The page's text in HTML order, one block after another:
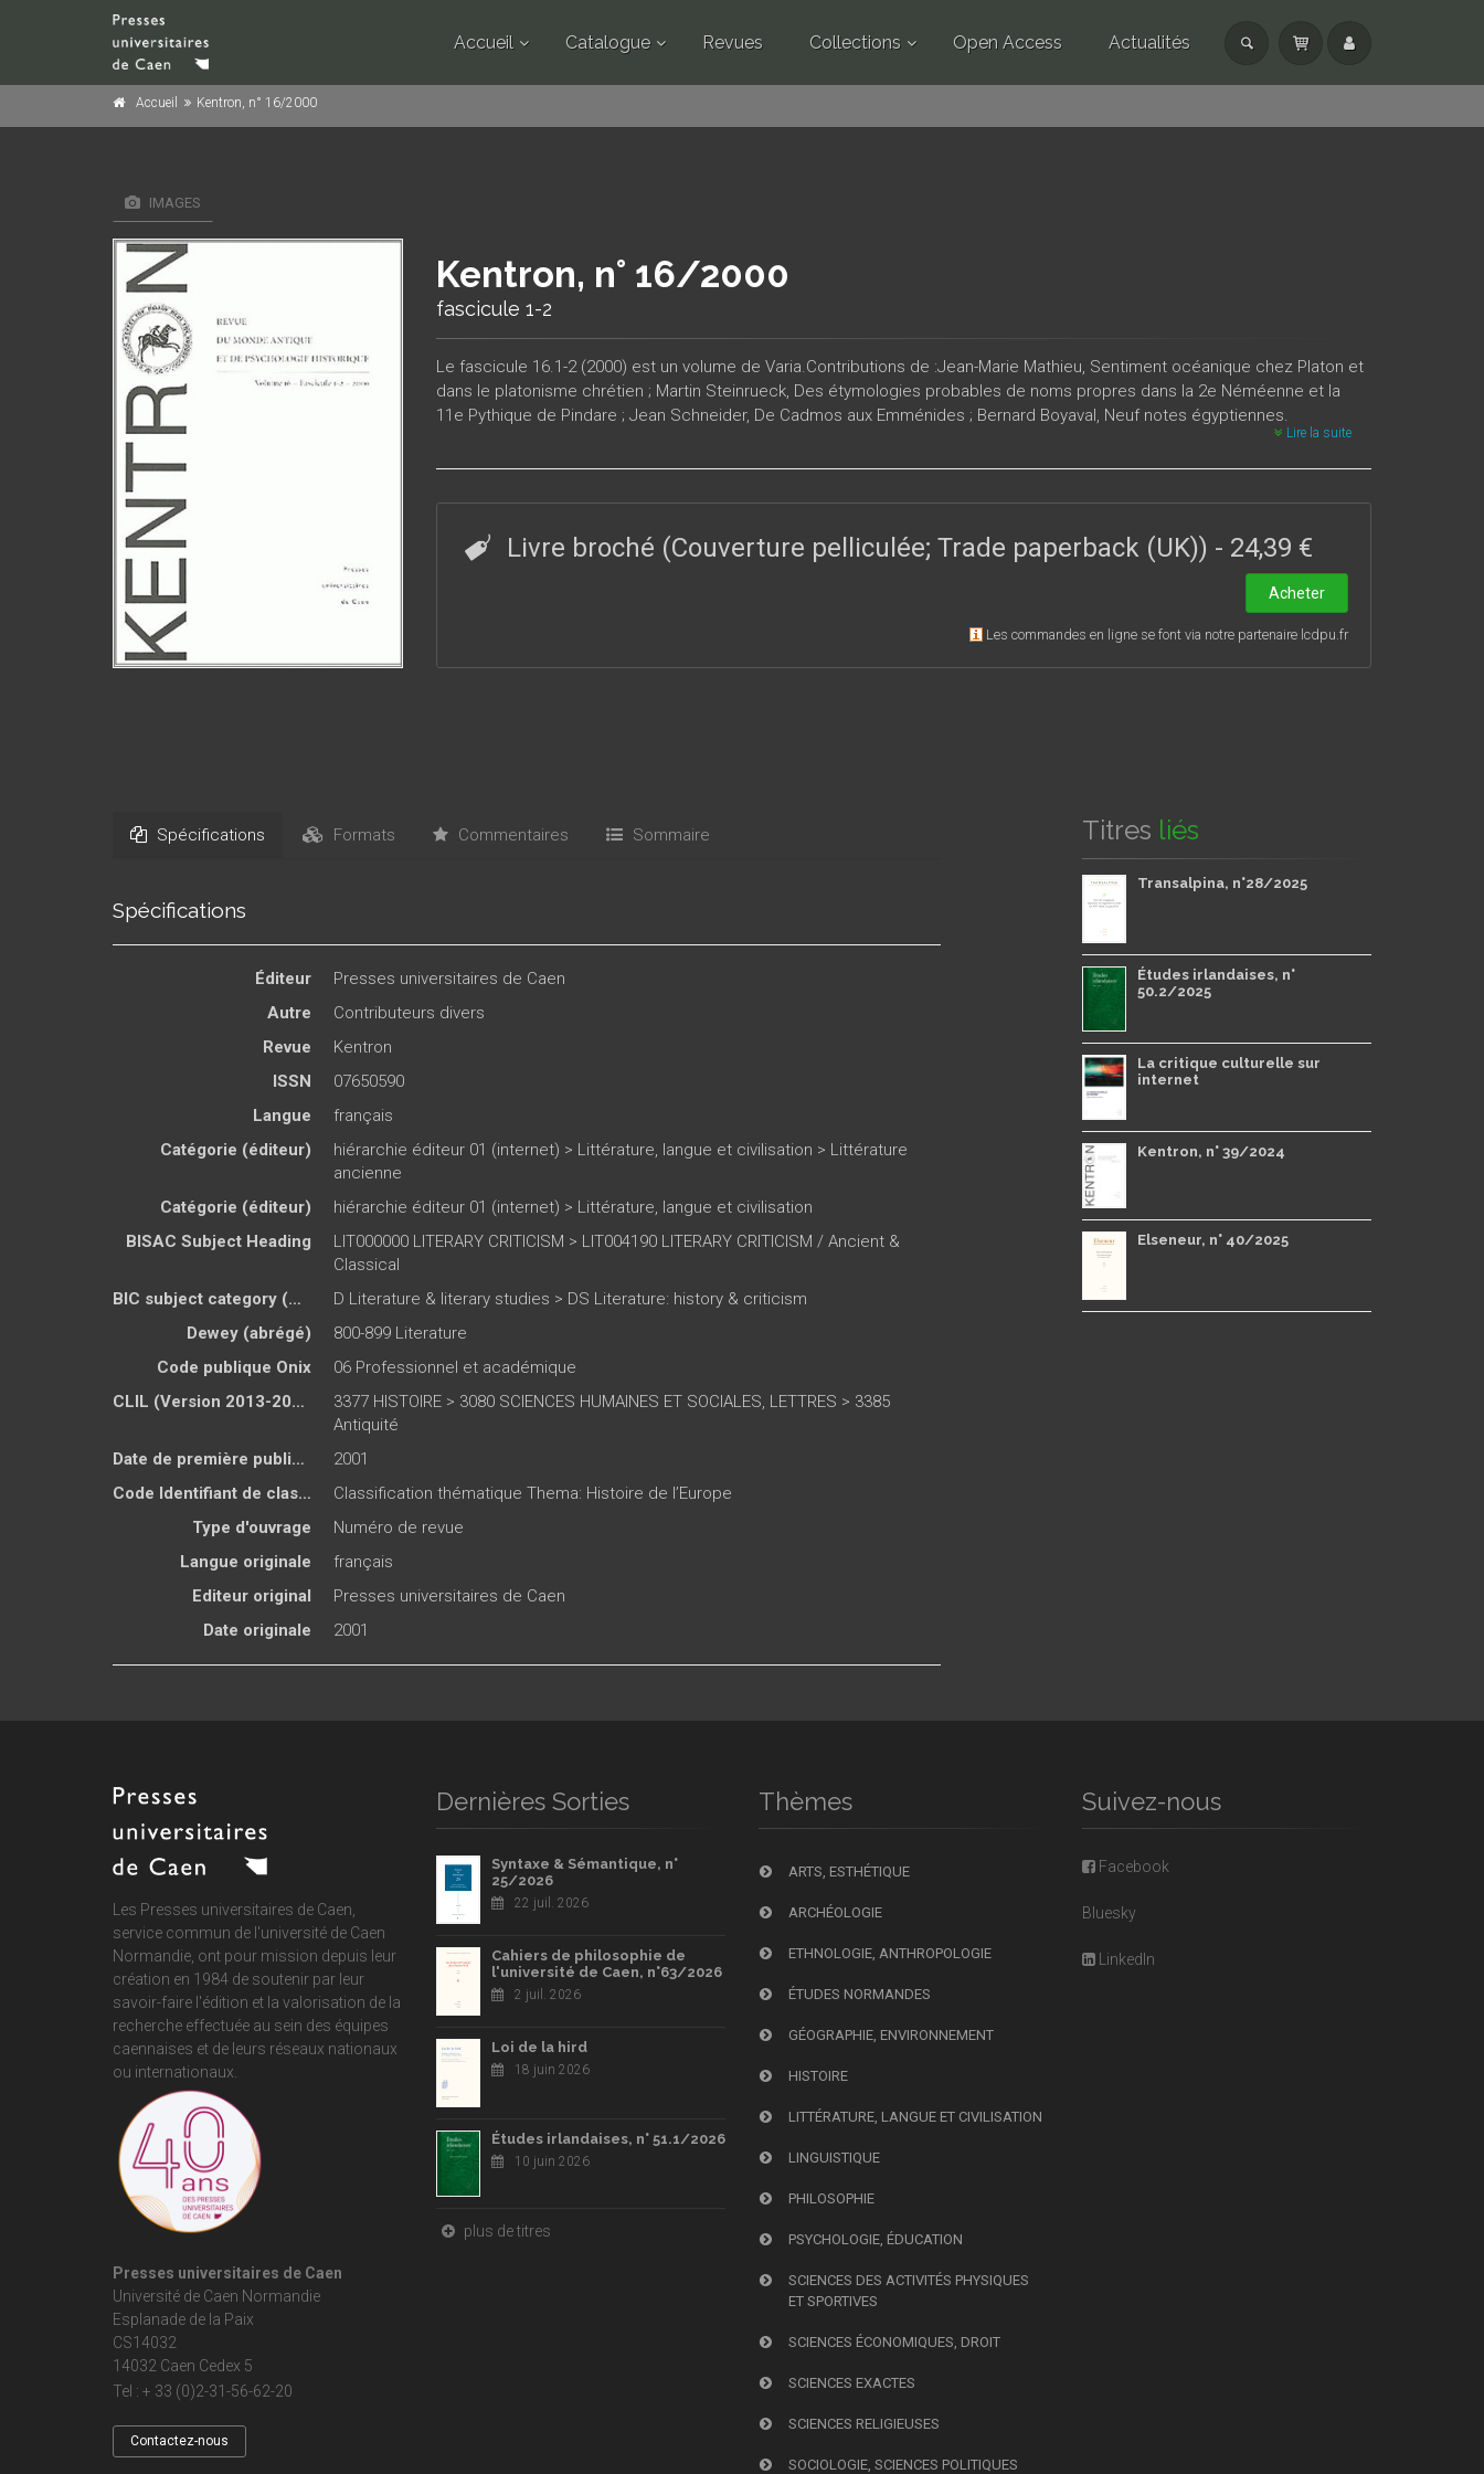
Accueil Catalogue Revues Collections Open Access Actualités
Accueil Kentron, n° 16/2000
IMAGES
Kentron, n° 16/2000
fascicule 1-2
Le fascicule 16.1-2 (2000) est un volume de Varia.Contributions de :Jean-Marie Mathieu, Sentiment océanique chez Platon et
dans le platonisme chrétien ; Martin Steinrueck, Des étymologies probables de noms propres dans la 2e Néméenne et la
11e Pythique de Pindare ; Jean Schneider, De Cadmos aux Emménides ; Bernard Boyaval, Neuf notes égyptiennes.
Lire la suite
Livre broché (Couverture pelliculée; Trade paperback (UK)) - 24,39 €
Acheter
Les commandes en ligne se font via notre partenaire lcdpu.fr
Spécifications Formats Commentaires Sommaire
Spécifications
Éditeur
Presses universitaires de Caen
Autre
Contributeurs divers
Revue
Kentron
ISSN
07650590
Langue
français
Catégorie (éditeur)
hiérarchie éditeur 01 (internet) > Littérature, langue et civilisation > Littérature
ancienne
Catégorie (éditeur)
hiérarchie éditeur 01 (internet) > Littérature, langue et civilisation
BISAC Subject Heading
LIT000000 LITERARY CRITICISM > LIT004190 LITERARY CRITICISM / Ancient &
Classical
BIC subject category (UK)
D Literature & literary studies > DS Literature: history & criticism
Dewey (abrégé)
800-899 Literature
Code publique Onix
06 Professionnel et académique
CLIL (Version 2013-2019 )
3377 HISTOIRE > 3080 SCIENCES HUMAINES ET SOCIALES, LETTRES > 3385
Antiquité
Date de première publication du titre
2001
Code Identifiant de classement sujet
Classification thématique Thema: Histoire de l’Europe
Type d'ouvrage
Numéro de revue
Langue originale
français
Editeur original
Presses universitaires de Caen
Date originale
2001
Titres liés
Transalpina, n°28/2025
Études irlandaises, n°
50.2/2025
La critique culturelle sur
internet
Kentron, n° 39/2024
Elseneur, n° 40/2025
Les Presses universitaires de Caen,
service commun de l'université de Caen
Normandie, ont pour mission depuis leur
création en 1984 de soutenir par leur
savoir-faire l'édition et la valorisation de la
recherche effectuée au sein des équipes
caennaises et de leurs réseaux nationaux
ou internationaux.
Presses universitaires de Caen
Université de Caen Normandie
Esplanade de la Paix
CS14032
14032 Caen Cedex 5
Tel : + 33 (0)2-31-56-62-20
Contactez-nous
Dernières Sorties
Syntaxe & Sémantique, n°
25/2026
22 juil. 2026
Cahiers de philosophie de
l'université de Caen, n°63/2026
2 juil. 2026
Loi de la hird
18 juin 2026
Études irlandaises, n° 51.1/2026
10 juin 2026
plus de titres
Thèmes
ARTS, ESTHÉTIQUE
ARCHÉOLOGIE
ETHNOLOGIE, ANTHROPOLOGIE
ÉTUDES NORMANDES
GÉOGRAPHIE, ENVIRONNEMENT
HISTOIRE
LITTÉRATURE, LANGUE ET CIVILISATION
LINGUISTIQUE
PHILOSOPHIE
PSYCHOLOGIE, ÉDUCATION
SCIENCES DES ACTIVITÉS PHYSIQUES
ET SPORTIVES
SCIENCES ÉCONOMIQUES, DROIT
SCIENCES EXACTES
SCIENCES RELIGIEUSES
SOCIOLOGIE, SCIENCES POLITIQUES
Suivez-nous
Facebook
Bluesky
LinkedIn